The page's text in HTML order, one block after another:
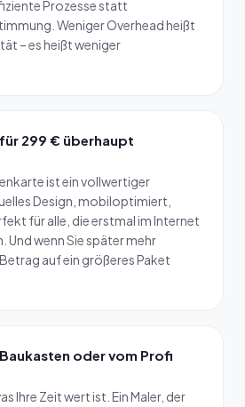
Prozesse statt
Weniger Overhead heißt
– es heißt weniger
299 € überhaupt
ist ein vollwertiger
Design, mobiloptimiert,
für alle, die erstmal im Internet
Und wenn Sie später mehr
auf ein größeres Paket
oder vom Profi
Ihre Zeit wert ist. Ein Maler, der